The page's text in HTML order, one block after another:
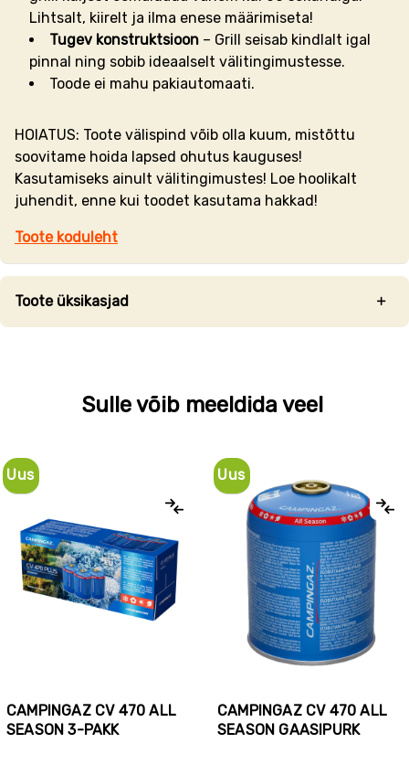
Lihtsalt, kiirelt ja ilma enese määrimiseta!
Tugev konstruktsioon – Grill seisab kindlalt igal
pinnal ning sobib ideaalselt välitingimustesse.
Toode ei mahu pakiautomaati.
HOIATUS: Toote välispind võib olla kuum, mistõttu
soovitame hoida lapsed ohutus kauguses!
Kasutamiseks ainult välitingimustes! Loe hoolikalt
juhendit, enne kui toodet kasutama hakkad!
Toote koduleht
Toote üksikasjad
Sulle võib meeldida veel
Uus
CAMPINGAZ CV 470 ALL
SEASON 3-PAKK
Uus
CAMPINGAZ CV 470 ALL
SEASON GAASIPURK